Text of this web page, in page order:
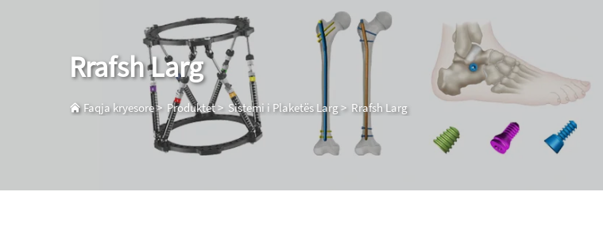
Rrafsh Larg
Faqja kryesore> Produktet> Sistemi i Plaketës Larg> Rrafsh Larg